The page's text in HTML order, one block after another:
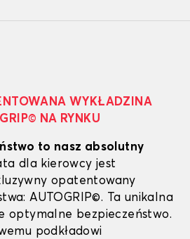
WYKŁADZINA
NA RYNKU
to nasz absolutny
dla kierowcy jest
opatentowany
AUTOGRIP©. Ta unikalna
optymalne bezpieczeństwo.
podkładowi